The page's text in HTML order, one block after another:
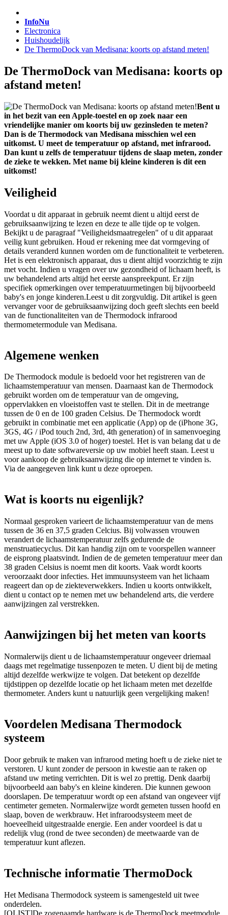
InfoNu
Electronica
Huishoudelijk
De ThermoDock van Medisana: koorts op afstand meten!
De ThermoDock van Medisana: koorts op
afstand meten!
Bent u
in het bezit van een Apple-toestel en op zoek naar een
vriendelijke manier om koorts bij uw gezinsleden te meten?
Dan is de Thermodock van Medisana misschien wel een
uitkomst. U meet de temperatuur op afstand, met infrarood.
Dan kunt u zelfs de temperatuur tijdens de slaap meten, zonder
de zieke te wekken. Met name bij kleine kinderen is dit een
uitkomst!
Veiligheid
Voordat u dit apparaat in gebruik neemt dient u altijd eerst de
gebruiksaanwijzing te lezen en deze te alle tijde op te volgen.
Bekijkt u de paragraaf "Veiligheidsmaatregelen" of u dit apparaat
veilig kunt gebruiken. Houd er rekening mee dat vormgeving of
details veranderd kunnen worden om de functionaliteit te verbeteren.
Het is een elektronisch apparaat, dus u dient altijd voorzichtig te zijn
met vocht. Indien u vragen over uw gezondheid of lichaam heeft, is
uw behandelend arts altijd het eerste aanspreekpunt. Er zijn
specifiek opmerkingen over temperatuurmetingen bij bijvoorbeeld
baby's en jonge kinderen.Leest u dit zorgvuldig. Dit artikel is geen
vervanger voor de gebruiksaanwijzing doch geeft slechts een beeld
van de functionaliteiten van de Thermodock infrarood
thermometermodule van Medisana.
Algemene wenken
De Thermodock module is bedoeld voor het registreren van de
lichaamstemperatuur van mensen. Daarnaast kan de Thermodock
gebruikt worden om de temperatuur van de omgeving,
oppervlakken en vloeistoffen vast te stellen. Dit in de meetrange
tussen de 0 en de 100 graden Celsius. De Thermodock wordt
gebruikt in combinatie met een applicatie (App) op de (iPhone 3G,
3GS, 4G / iPod touch 2nd, 3rd, 4th generation) of in samenvoeging
met uw Apple (iOS 3.0 of hoger) toestel. Het is van belang dat u de
meest up to date softwareversie op uw mobiel heeft staan. Leest u
voor aankoop de gebruiksaanwijzing die op internet te vinden is.
Via de aangegeven link kunt u deze oproepen.
Wat is koorts nu eigenlijk?
Normaal gesproken varieert de lichaamstemperatuur van de mens
tussen de 36 en 37,5 graden Celcius. Bij volwassen vrouwen
verandert de lichaamstemperatuur zelfs gedurende de
menstruatiecyclus. Dit kan handig zijn om te voorspellen wanneer
de eisprong plaatsvindt. Indien de de gemeten temperatuur meer dan
38 graden Celsius is noemt men dit koorts. Vaak wordt koorts
veroorzaakt door infecties. Het immuunsysteem van het lichaam
reageert dan op de ziekteverwekkers. Indien u koorts ontwikkelt,
dient u contact op te nemen met uw behandelend arts, die verdere
aanwijzingen zal verstrekken.
Aanwijzingen bij het meten van koorts
Normalerwijs dient u de lichaamstemperatuur ongeveer driemaal
daags met regelmatige tussenpozen te meten. U dient bij de meting
altijd dezelfde werkwijze te volgen. Dat betekent op dezelfde
tijdstippen op dezelfde locatie op het lichaam meten met dezelfde
thermometer. Anders kunt u natuurlijk geen vergelijking maken!
Voordelen Medisana Thermodock
systeem
Door gebruik te maken van infrarood meting hoeft u de zieke niet te
verstoren. U kunt zonder de persoon in kwestie aan te raken op
afstand uw meting verrichten. Dit is wel zo prettig. Denk daarbij
bijvoorbeeld aan baby's en kleine kinderen. Die kunnen gewoon
doorslapen. De temperatuur wordt op een afstand van ongeveer vijf
centimeter gemeten. Normalerwijze wordt gemeten tussen hoofd en
slaap, boven de werkbrauw. Het infraroodsysteem meet de
hoeveelheid uitgestraalde energie. Een ander voordeel is dat u
redelijk vlug (rond de twee seconden) de meetwaarde van de
temperatuur kunt aflezen.
Technische informatie ThermoDock
Het Medisana Thermodock systeem is samengesteld uit twee
onderdelen.
[OLIST]De zogenaamde hardware is de ThermoDock meetmodule.